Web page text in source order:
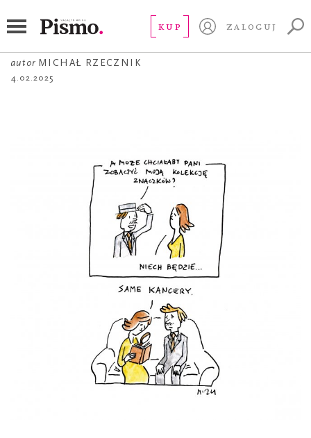
KUP ZALOGUJ
Kolekcja znaczków
autor MICHAŁ RZECZNIK
4.02.2025